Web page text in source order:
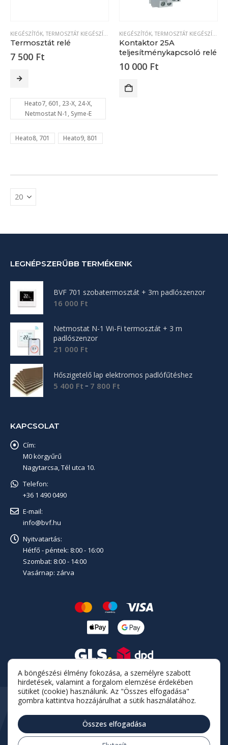
ki
KIEGÉSZÍTŐK, TERMOSZTÁT KIEGÉSZÍTŐK
Termosztát relé
7 500 Ft
Ennek
terméknek
több
van.
termékoldalon
választhatók
Heato7, 601, 23-X, 24-X,
Netmostat N-1, Syme-E
Heato8, 701 Heato9, 801
KIEGÉSZÍTŐK, TERMOSZTÁT KIEGÉSZÍTŐK
Kontaktor 25A
teljesítménykapcsoló relé
10 000 Ft
LEGNÉPSZERŰBB TERMÉKEINK
BVF 701 szobatermosztát + 3m padlószenzor
16 000 Ft
Netmostat N-1 Wi-Fi termosztát + 3 m
padlószenzor
21 000 Ft
Hőszigetelő lap elektromos padlófűtéshez
5 400 Ft – 7 800 Ft
KAPCSOLAT
Cím:
M0 körgyűrű
Nagytarcsa, Tél utca 10.
Telefon:
+36 1 490 0490
E-mail:
info@bvf.hu
Nyitvatartás:
Hétfő - péntek: 8:00 - 16:00
Szombat: 8:00 - 14:00
Vasárnap: zárva
© 2025 BVF Fűtési Megoldások Kft.
A böngészési élmény fokozása, a személyre szabott
hirdetések, valamint a forgalom elemzése érdekében
sütiket (cookie) használunk. Az "Összes elfogadása"
gombra kattintva hozzájárulhat a sütik használatához.
Összes elfogadása